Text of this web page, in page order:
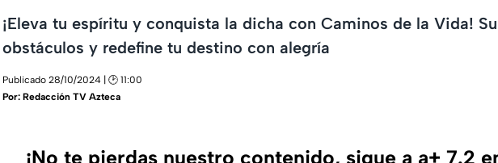
¡Eleva tu espíritu y conquista la dicha con Caminos de la Vida!
obstáculos y redefine tu destino con alegría
Publicado 28/10/2024 | 🕑 11:00
Por: Redacción TV Azteca
¡No te pierdas nuestro contenido, sigue a a+ 7.2